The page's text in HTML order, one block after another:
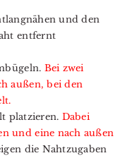
und den
entfernt
Bei zwei
außen, bei den
platzieren. Dabei
und eine nach außen
die Nahtzugaben